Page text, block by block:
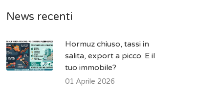
News recenti
Hormuz chiuso, tassi in
salita, export a picco. E il
tuo immobile?
01 Aprile 2026